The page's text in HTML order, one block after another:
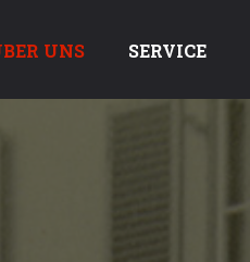
UNS SERVICE